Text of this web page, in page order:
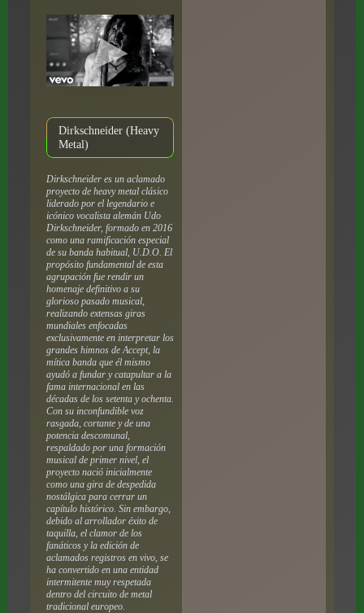
Dirkschneider (Heavy
Metal)
Dirkschneider es un aclamado
proyecto de heavy metal clásico
liderado por el legendario e
icónico vocalista alemán Udo
Dirkschneider, formado en 2016
como una ramificación especial
de su banda habitual, U.D.O. El
propósito fundamental de esta
agrupación fue rendir un
homenaje definitivo a su
glorioso pasado musical,
realizando extensas giras
mundiales enfocadas
exclusivamente en interpretar los
grandes himnos de Accept, la
mítica banda que él mismo
ayudó a fundar y catapultar a la
fama internacional en las
décadas de los setenta y ochenta.
Con su inconfundible voz
rasgada, cortante y de una
potencia descomunal,
respaldado por una formación
musical de primer nivel, el
proyecto nació inicialmente
como una gira de despedida
nostálgica para cerrar un
capítulo histórico. Sin embargo,
debido al arrollador éxito de
taquilla, el clamor de los
fanáticos y la edición de
aclamados registros en vivo, se
ha convertido en una entidad
intermitente muy respetada
dentro del circuito de metal
tradicional europeo.